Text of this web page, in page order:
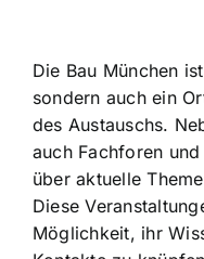
Die Bau München
sondern auch ein
des Austauschs.
auch Fachforen
über aktuelle
Diese
Möglichkeit, ihr